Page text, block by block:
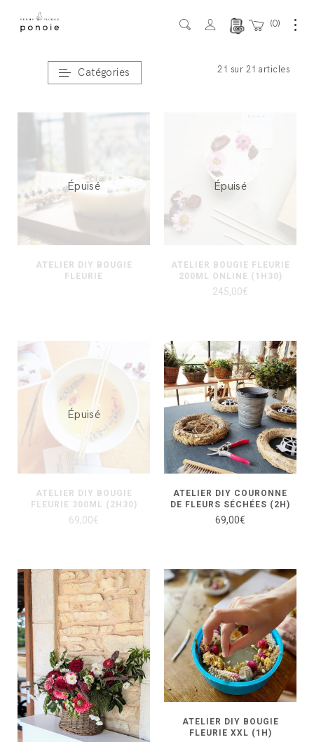
0
Accueil / Atelier DIY
21 sur 21 articles
Catégories
ATELIER DIY BOUGIE
FLEURIE
Épuisé
ATELIER BOUGIE FLEURIE
200ML ONLINE (1H30)
245,00€
Épuisé
ATELIER DIY BOUGIE
FLEURIE 300ML (2H30)
69,00€
Épuisé
ATELIER DIY COURONNE
DE FLEURS SÉCHÉES (2H)
69,00€
ATELIER DIY BOUGIE
FLEURIE XXL (1H)